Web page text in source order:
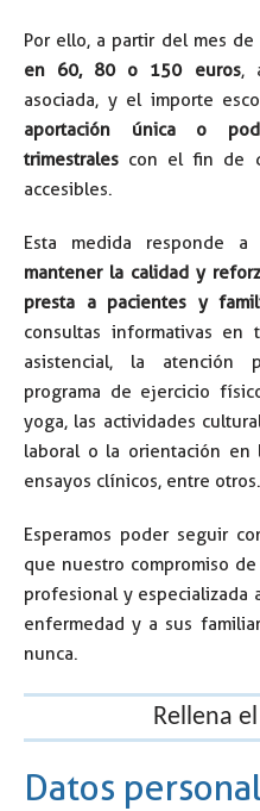
Por ello, a partir del mes de
en 60, 80 o 150 euros,
asociada, y el importe
aportación única o
trimestrales con el fin de
accesibles.
Esta medida responde
mantener la calidad y
presta a pacientes y
consultas informativas en
asistencial, la atención
programa de ejercicio
yoga, las actividades
laboral o la orientación en
ensayos clínicos, entre otros.
Esperamos poder seguir
que nuestro compromiso
profesional y especializada
enfermedad y a sus
nunca.
Rellena
Datos